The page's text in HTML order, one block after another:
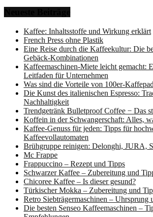
Kaffee: Inhaltsstoffe und Wirkung erklärt
French Press ohne Plastik
Eine Reise durch die Kaffeekultur: Die
Gebäck-Kombinationen
Kaffeemaschinen-Miete leicht gemacht:
Leitfaden für Unternehmen
Was sind die Vorteile von 100er-
Die Kunst des italienischen Espresso:
Nachhaltigkeit
Trendgetränk Bulletproof Coffee ­− Das
Koffein in der Schwangerschaft: Alles,
Kaffee-Genuss für jeden: Tipps für
Kaffeevollautomaten
Brühgruppe reinigen: Delonghi, JURA,
Mc Frappe
Frappuccino – Rezept und Tipps
Schwarzer Kaffee – Zubereitung und
Chicoree Kaffee – Is dieser gesund?
Türkischer Mokka – Zubereitung und
Retro Siebträgermaschinen – Uhrsprung
Die besten Senseo Kaffeemaschinen –